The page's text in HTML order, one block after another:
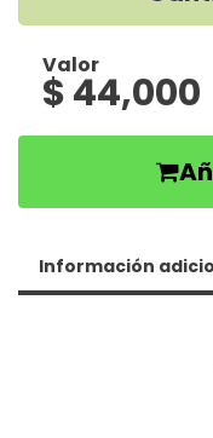
Valor
$ 44,000
Información